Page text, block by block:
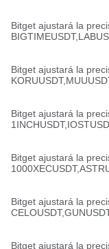
Bitget ajustará la
Bitget ajustará la
Bitget ajustará la
Bitget ajustará la
Bitget ajustará la
Bitget ajustará la